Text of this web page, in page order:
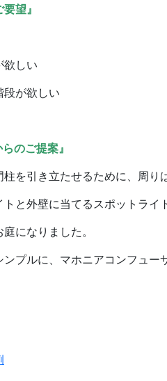
望』
欲しい
段が欲しい
のご提案』
を引き立たせるために、周り
と外壁に当てるスポットライ
になりました。
プルに、マホニアコンフュー